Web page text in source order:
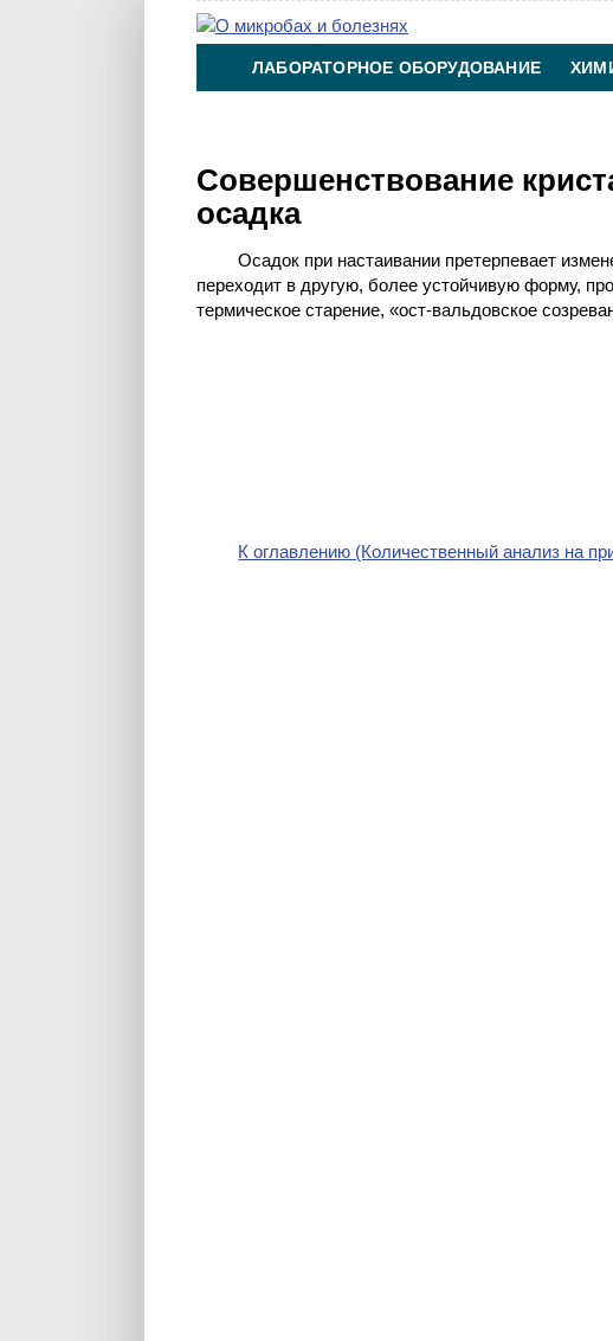
ЛАБОРАТОРНОЕ ОБОРУДОВАНИЕ
Совершенствование
осадка
Осадок при настаивании претерпевает
переходит в другую, более устойчивую форму,
термическое старение, «ост-вальдовское
К оглавлению (Количественный анализ на